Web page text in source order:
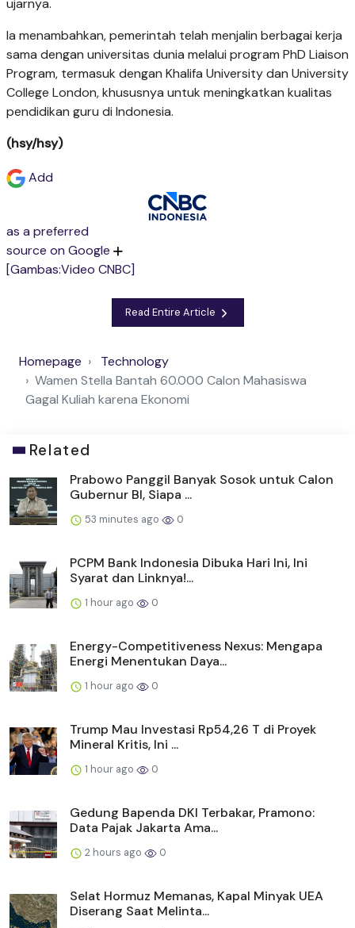
Ia menambahkan, pemerintah telah menjalin berbagai kerja
sama dengan universitas dunia melalui program PhD Liaison
Program, termasuk dengan Khalifa University dan University
College London, khususnya untuk meningkatkan kualitas
pendidikan guru di Indonesia.
(hsy/hsy)
Add
as a preferred
source on Google
[Gambas:Video CNBC]
Read Entire Article
Homepage
Technology
Wamen Stella Bantah 60.000 Calon Mahasiswa
Gagal Kuliah karena Ekonomi
Related
Prabowo Panggil Banyak Sosok untuk Calon
Gubernur BI, Siapa ...
53 minutes ago 0
PCPM Bank Indonesia Dibuka Hari Ini, Ini
Syarat dan Linknya!...
1 hour ago 0
Energy-Competitiveness Nexus: Mengapa
Energi Menentukan Daya...
1 hour ago 0
Trump Mau Investasi Rp54,26 T di Proyek
Mineral Kritis, Ini ...
1 hour ago 0
Gedung Bapenda DKI Terbakar, Pramono:
Data Pajak Jakarta Ama...
2 hours ago 0
Selat Hormuz Memanas, Kapal Minyak UEA
Diserang Saat Melinta...